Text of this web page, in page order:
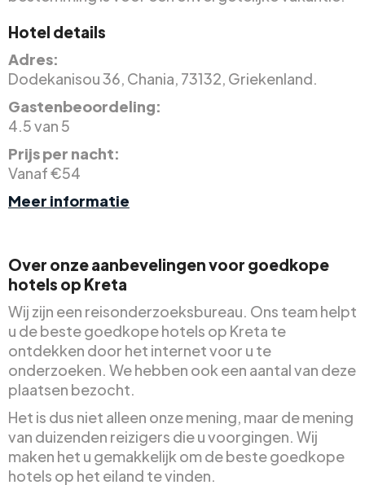
Hotel details
Adres:
Dodekanisou 36, Chania, 73132, Griekenland.
Gastenbeoordeling:
4.5 van 5
Prijs per nacht:
Vanaf €54
Meer informatie
Over onze aanbevelingen voor goedkope
hotels op Kreta
Wij zijn een reisonderzoeksbureau. Ons team helpt
u de beste goedkope hotels op Kreta te
ontdekken door het internet voor u te
onderzoeken. We hebben ook een aantal van deze
plaatsen bezocht.
Het is dus niet alleen onze mening, maar de mening
van duizenden reizigers die u voorgingen. Wij
maken het u gemakkelijk om de beste goedkope
hotels op het eiland te vinden.